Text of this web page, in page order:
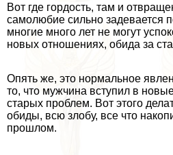
Вот где гордость, там и
самолюбие сильно задевается
многие много лет не могут
новых отношениях, обида за
Опять же, это нормальное
то, что мужчина вступил в
старых проблем. Вот этого
обиды, всю злобу, все что
прошлом.